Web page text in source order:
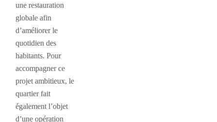
une restauration
globale afin
d’améliorer le
quotidien des
habitants. Pour
accompagner ce
projet ambitieux, le
quartier fait
également l’objet
d’une opération